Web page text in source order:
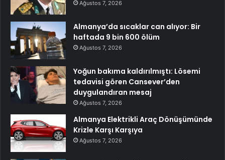
Ağustos 7, 2026
Almanya’da sıcaklar can alıyor: Bir
haftada 9 bin 600 ölüm
Ağustos 7, 2026
Yoğun bakıma kaldırılmıştı: Lösemi
tedavisi gören Cansever’den
duygulandıran mesaj
Ağustos 7, 2026
Almanya Elektrikli Araç Dönüşümünde
Krizle Karşı Karşıya
Ağustos 7, 2026